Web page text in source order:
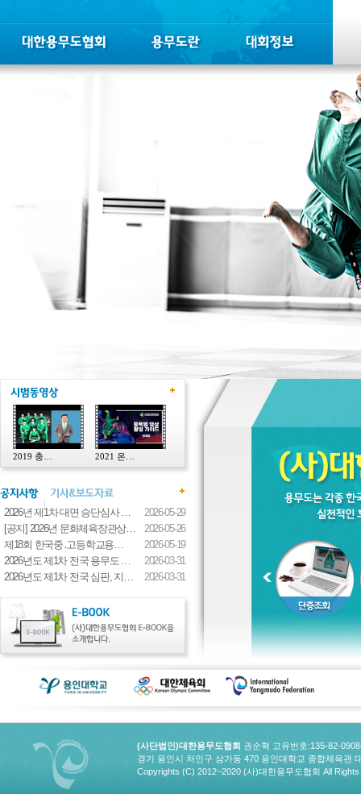
2019 충… 2021 온…
2026년 제1차 대면 승단심사 …
2026-05-29
[공지] 2026년 문화체육장관상…
2026-05-26
제18회 한국중․고등학교용…
2026-05-19
2026년도 제1차 전국 용무도 …
2026-03-31
2026년도 제1차 전국 심판, 지…
2026-03-31
(사단법인)대한용무도협회 권순혁 고유번호:135-82-
경기 용인시 처인구 삼가동 470 용인대학교 종합체육관
Copyrights (C) 2012~2020 (사)대한용무도협회 All